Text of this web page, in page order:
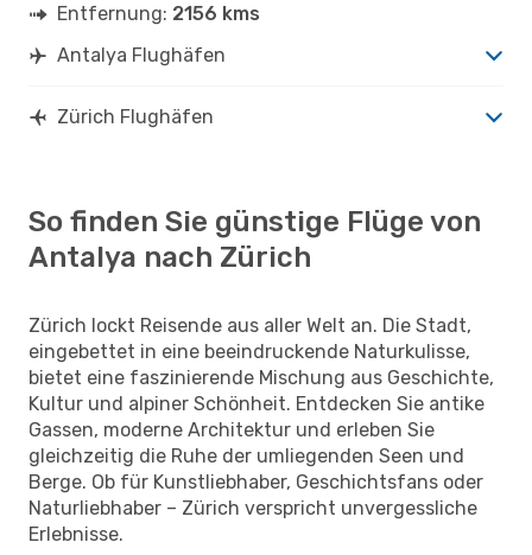
Entfernung: 2156 kms
Antalya Flughäfen
Zürich Flughäfen
So finden Sie günstige Flüge von
Antalya nach Zürich
Zürich lockt Reisende aus aller Welt an. Die Stadt,
eingebettet in eine beeindruckende Naturkulisse,
bietet eine faszinierende Mischung aus Geschichte,
Kultur und alpiner Schönheit. Entdecken Sie antike
Gassen, moderne Architektur und erleben Sie
gleichzeitig die Ruhe der umliegenden Seen und
Berge. Ob für Kunstliebhaber, Geschichtsfans oder
Naturliebhaber – Zürich verspricht unvergessliche
Erlebnisse.